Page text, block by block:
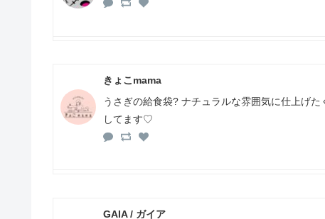
きょこmama
うさぎの給食袋? ナチュラルな雰囲気に仕上げ
してます♡
GAIA / ガイア